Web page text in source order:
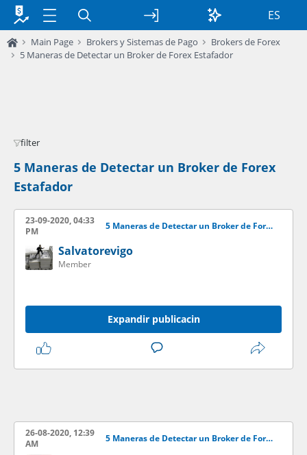
ES
Main Page Brokers y Sistemas de Pago
Brokers de Forex
5 Maneras de Detectar un Broker de Forex Estafador
filter
5 Maneras de Detectar un Broker de Forex
Estafador
23-09-2020, 04:33
PM
5 Maneras de Detectar un Broker de Forex Estafador
Salvatorevigo
Member
Expandir publicacin
26-08-2020, 12:39
AM
5 Maneras de Detectar un Broker de Forex Estafador